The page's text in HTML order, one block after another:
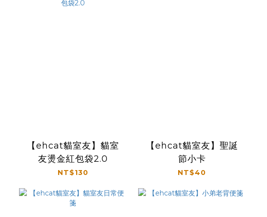
【ehcat貓室友】貓室
友燙金紅包袋2.0
NT$130
【ehcat貓室友】聖誕
節小卡
NT$40